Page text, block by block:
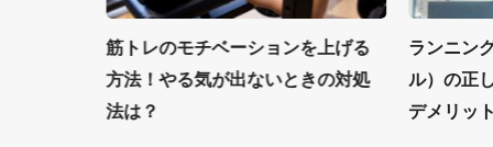
筋トレのモチベーションを上げる
方法！やる気が出ないときの対処
法は？
ランニン
ル）の正
デメリッ